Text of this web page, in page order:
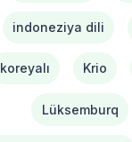
indoneziya dili
koreyalı Krio
Lüksemburq